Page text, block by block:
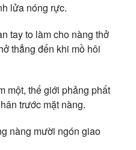
lửa nóng rực.
tay to làm cho nàng thở
thẳng đến khi mồ hôi
một, thế giới phảng phất
trước mặt nàng.
nàng mười ngón giao